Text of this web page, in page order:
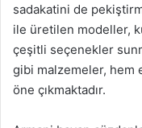
sadakatini de
ile üretilen modeller,
çeşitli seçenekler
gibi malzemeler, hem
öne çıkmaktadır.